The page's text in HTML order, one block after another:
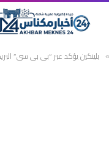
» بلينكين يؤكد عبر “بي بي سي” البريطانية عدم